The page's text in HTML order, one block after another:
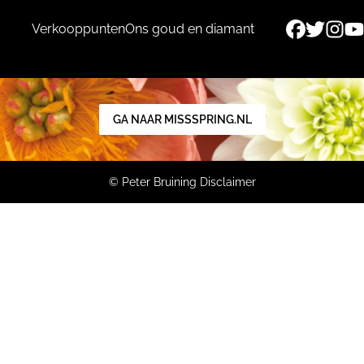
VerkooppuntenOns goud en diamant
GA NAAR MISSSPRING.NL
© Peter Bruining Disclaimer